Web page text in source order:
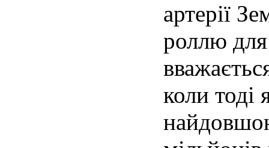
артерії
роллю
коли тоді